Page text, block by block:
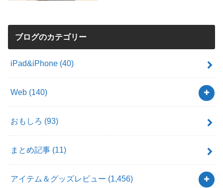
ブログのカテゴリー
iPad&iPhone (40)
Web (140)
おもしろ (93)
まとめ記事 (11)
アイテム＆グッズレビュー (1,456)